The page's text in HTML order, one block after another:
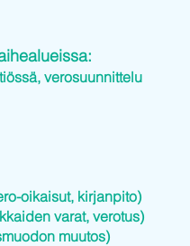
verosuunnittelu
oikaisut, kirjanpito)
varat, verotus)
muutos)